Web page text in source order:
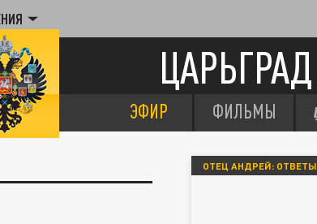
ЦАРЬГРАД
ЭФИР ФИЛЬМЫ
ОТЕЦ АНДРЕЙ: ОТВЕТЫ